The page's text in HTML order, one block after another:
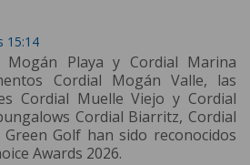
15:14
Mogán Playa y Cordial Marina
Cordial Mogán Valle, las
Cordial Muelle Viejo y Cordial
Cordial Biarritz, Cordial
Golf han sido reconocidos
Awards 2026.